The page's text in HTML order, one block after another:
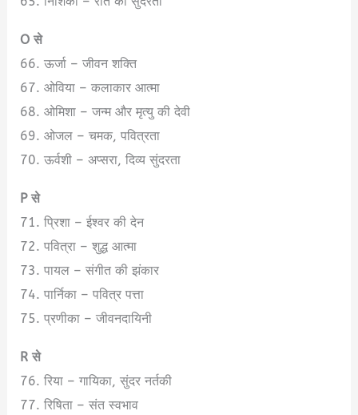
O से
66. ऊर्जा – जीवन शक्ति
67. ओविया – कलाकार आत्मा
68. ओमिशा – जन्म और मृत्यु की देवी
69. ओजल – चमक, पवित्रता
70. ऊर्वशी – अप्सरा, दिव्य सुंदरता
P से
71. प्रिशा – ईश्वर की देन
72. पवित्रा – शुद्ध आत्मा
73. पायल – संगीत की झंकार
74. पार्निका – पवित्र पत्ता
75. प्रणीका – जीवनदायिनी
R से
76. रिया – गायिका, सुंदर नर्तकी
77. रिषिता – संत स्वभाव